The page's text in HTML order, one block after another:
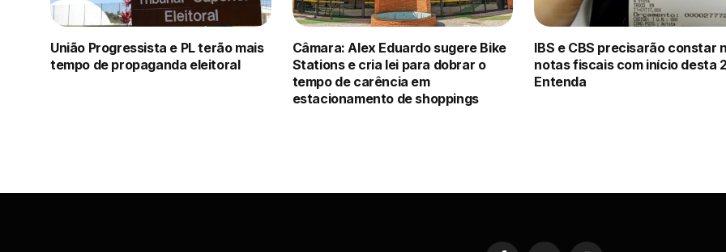
União Progressista e PL terão mais
tempo de propaganda eleitoral
Câmara: Alex Eduardo sugere Bike
Stations e cria lei para dobrar o
tempo de carência em
estacionamento de shoppings
IBS e CBS precisarão constar
notas fiscais com início desta
Entenda